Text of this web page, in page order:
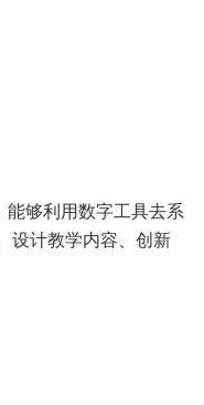
能够利用数字工具去系
设计教学内容、创新